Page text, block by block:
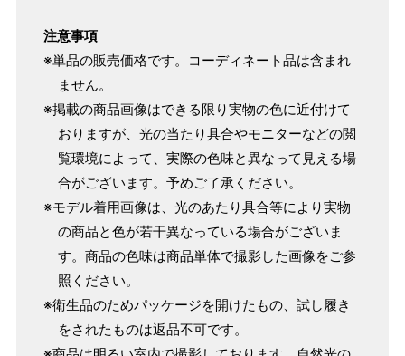
注意事項
※単品の販売価格です。コーディネート品は含まれ
ません。
※掲載の商品画像はできる限り実物の色に近付けて
おりますが、光の当たり具合やモニターなどの閲
覧環境によって、実際の色味と異なって見える場
合がございます。予めご了承ください。
※モデル着用画像は、光のあたり具合等により実物
の商品と色が若干異なっている場合がございま
す。商品の色味は商品単体で撮影した画像をご参
照ください。
※衛生品のためパッケージを開けたもの、試し履き
をされたものは返品不可です。